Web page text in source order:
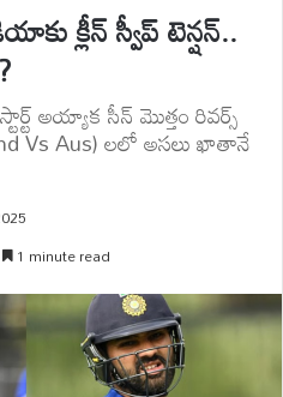
క్లీన్ స్వీప్ టెన్షన్..
అయ్యాక సీన్ మొత్తం రివర్స్
Vs Aus) లలో అసలు ఖాతానే
1 minute read